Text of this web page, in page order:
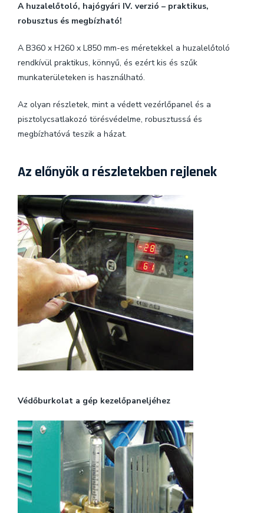
A huzalelőtoló, hajógyári IV. verzió – praktikus,
robusztus és megbízható!
A B360 x H260 x L850 mm-es méretekkel a huzalelőtoló
rendkívül praktikus, könnyű, és ezért kis és szűk
munkaterületeken is használható.
Az olyan részletek, mint a védett vezérlőpanel és a
pisztolycsatlakozó törésvédelme, robusztussá és
megbízhatóvá teszik a házat.
Az előnyök a részletekben rejlenek
Védőburkolat a gép kezelőpaneljéhez